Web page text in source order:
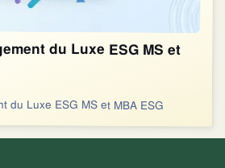
du Luxe ESG MS et
du Luxe ESG MS et MBA ESG